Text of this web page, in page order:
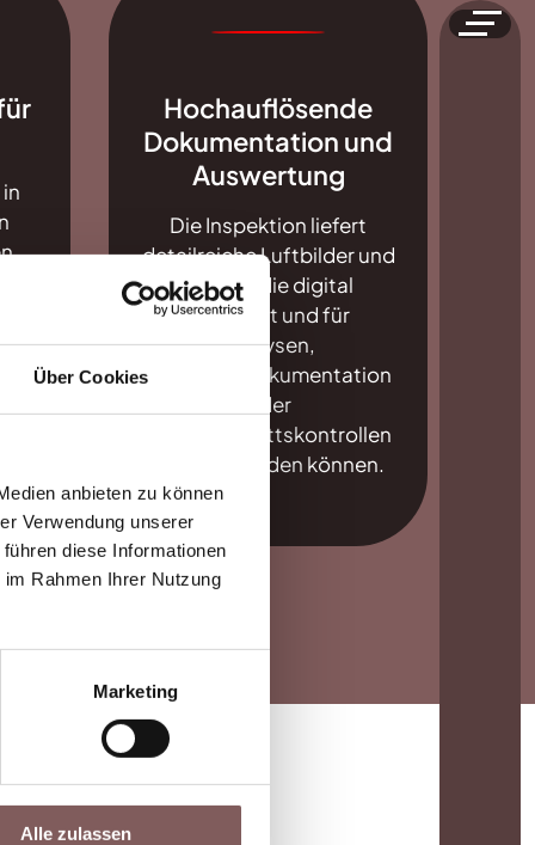
Über Cookies
anbieten zu können
Verwendung unserer
diese Informationen
Rahmen Ihrer Nutzung
Marketing
Alle zulassen
Hochauflösende
Dokumentation und
Auswertung
Die Inspektion liefert
detailreiche Luftbilder und
Videos, die digital
archiviert und für
Analysen,
Schadensdokumentation
oder
Baufortschrittskontrollen
genutzt werden können.